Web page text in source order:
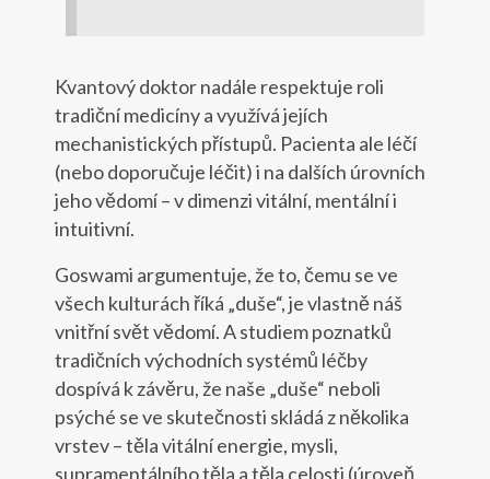
Kvantový doktor nadále respektuje roli
tradiční medicíny a využívá jejích
mechanistických přístupů. Pacienta ale léčí
(nebo doporučuje léčit) i na dalších úrovních
jeho vědomí – v dimenzi vitální, mentální i
intuitivní.
Goswami argumentuje, že to, čemu se ve
všech kulturách říká „duše“, je vlastně náš
vnitřní svět vědomí. A studiem poznatků
tradičních východních systémů léčby
dospívá k závěru, že naše „duše“ neboli
psýché se ve skutečnosti skládá z několika
vrstev – těla vitální energie, mysli,
supramentálního těla a těla celosti (úroveň